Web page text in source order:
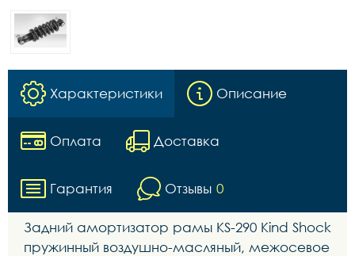
Характеристики Описание
Оплата Доставка
Гарантия Отзывы 0
Задний амортизатор рамы KS-290 Kind Shock
пружинный воздушно-масляный, межосевое